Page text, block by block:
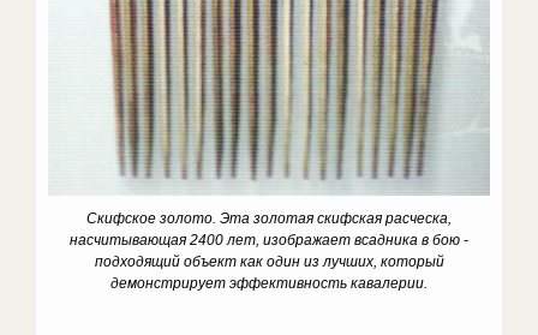
Скифское золото. Эта золотая скифская расческа,
насчитывающая 2400 лет, изображает всадника в бою -
подходящий объект как один из лучших, который
демонстрирует эффективность кавалерии.